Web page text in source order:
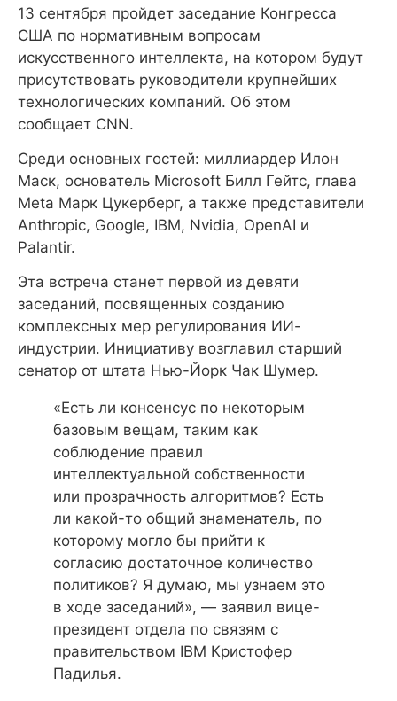
13 сентября пройдет заседание Конгресса
США по нормативным вопросам
искусственного интеллекта, на котором будут
присутствовать руководители крупнейших
технологических компаний. Об этом
сообщает CNN.
Среди основных гостей: миллиардер Илон
Маск, основатель Microsoft Билл Гейтс, глава
Meta Марк Цукерберг, а также представители
Anthropic, Google, IBM, Nvidia, OpenAI и
Palantir.
Эта встреча станет первой из девяти
заседаний, посвященных созданию
комплексных мер регулирования ИИ-
индустрии. Инициативу возглавил старший
сенатор от штата Нью-Йорк Чак Шумер.
«Есть ли консенсус по некоторым
базовым вещам, таким как
соблюдение правил
интеллектуальной собственности
или прозрачность алгоритмов? Есть
ли какой-то общий знаменатель, по
которому могло бы прийти к
согласию достаточное количество
политиков? Я думаю, мы узнаем это
в ходе заседаний», — заявил вице-
президент отдела по связям с
правительством IBM Кристофер
Падилья.